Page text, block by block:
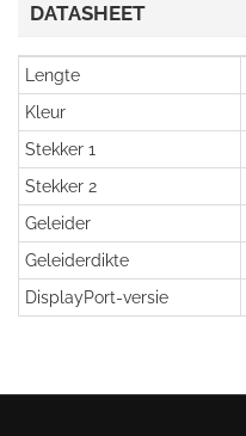
DATASHEET
Lengte
Kleur
Stekker 1
Stekker 2
Geleider
Geleiderdikte
DisplayPort-versie